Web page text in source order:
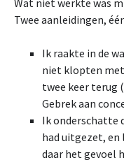
Wat niet werkte was
Twee aanleidingen,
Ik raakte in de
niet klopten
twee keer terug
Gebrek aan
Ik onderschatte
had uitgezet, en
daar het gevoel